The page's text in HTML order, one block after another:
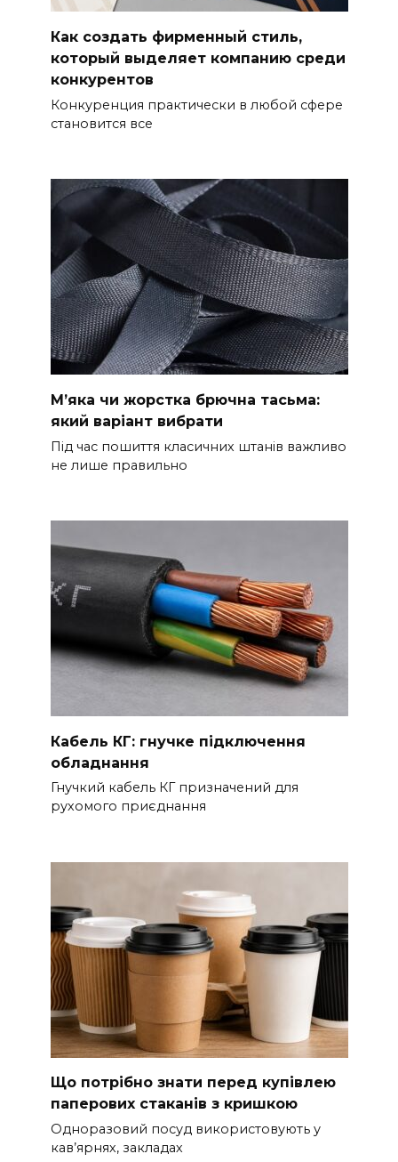
Как создать фирменный стиль,
который выделяет компанию среди
конкурентов
Конкуренция практически в любой сфере
становится все
М’яка чи жорстка брючна тасьма:
який варіант вибрати
Під час пошиття класичних штанів важливо
не лише правильно
Кабель КГ: гнучке підключення
обладнання
Гнучкий кабель КГ призначений для
рухомого приєднання
Що потрібно знати перед купівлею
паперових стаканів з кришкою
Одноразовий посуд використовують у
кав’ярнях, закладах